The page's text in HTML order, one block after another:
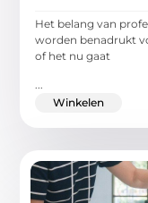
Het belang van
worden benadrukt
of het nu gaat
...
Winkelen